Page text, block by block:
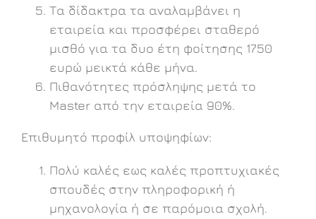
Tα δίδακτρα τα αναλαμβάνει η
εταιρεία και προσφέρει σταθερό
μισθό για τα δυο έτη φοίτησης 1750
ευρώ μεικτά κάθε μήνα.
Πιθανότητες πρόσληψης μετά το
Master από την εταιρεία 90%.
Επιθυμητό προφίλ υποψηφίων:
Πολύ καλές εως καλές προπτυχιακές
σπουδές στην πληροφορική ή
μηχανολογία ή σε παρόμοια σχολή.